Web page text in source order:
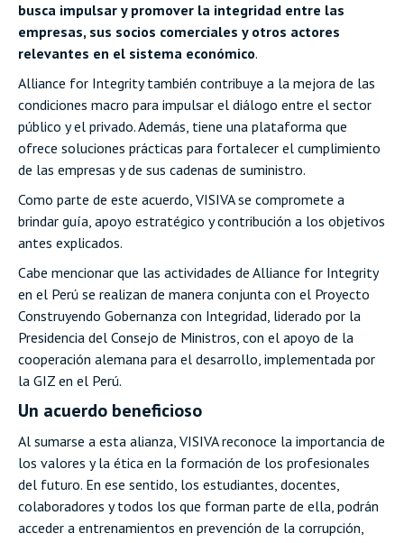
busca impulsar y promover la integridad entre las
empresas, sus socios comerciales y otros actores
relevantes en el sistema económico.
Alliance for Integrity también contribuye a la mejora de las
condiciones macro para impulsar el diálogo entre el sector
público y el privado. Además, tiene una plataforma que
ofrece soluciones prácticas para fortalecer el cumplimiento
de las empresas y de sus cadenas de suministro.
Como parte de este acuerdo, VISIVA se compromete a
brindar guía, apoyo estratégico y contribución a los objetivos
antes explicados.
Cabe mencionar que las actividades de Alliance for Integrity
en el Perú se realizan de manera conjunta con el Proyecto
Construyendo Gobernanza con Integridad, liderado por la
Presidencia del Consejo de Ministros, con el apoyo de la
cooperación alemana para el desarrollo, implementada por
la GIZ en el Perú.
Un acuerdo beneficioso
Al sumarse a esta alianza, VISIVA reconoce la importancia de
los valores y la ética en la formación de los profesionales
del futuro. En ese sentido, los estudiantes, docentes,
colaboradores y todos los que forman parte de ella, podrán
acceder a entrenamientos en prevención de la corrupción,